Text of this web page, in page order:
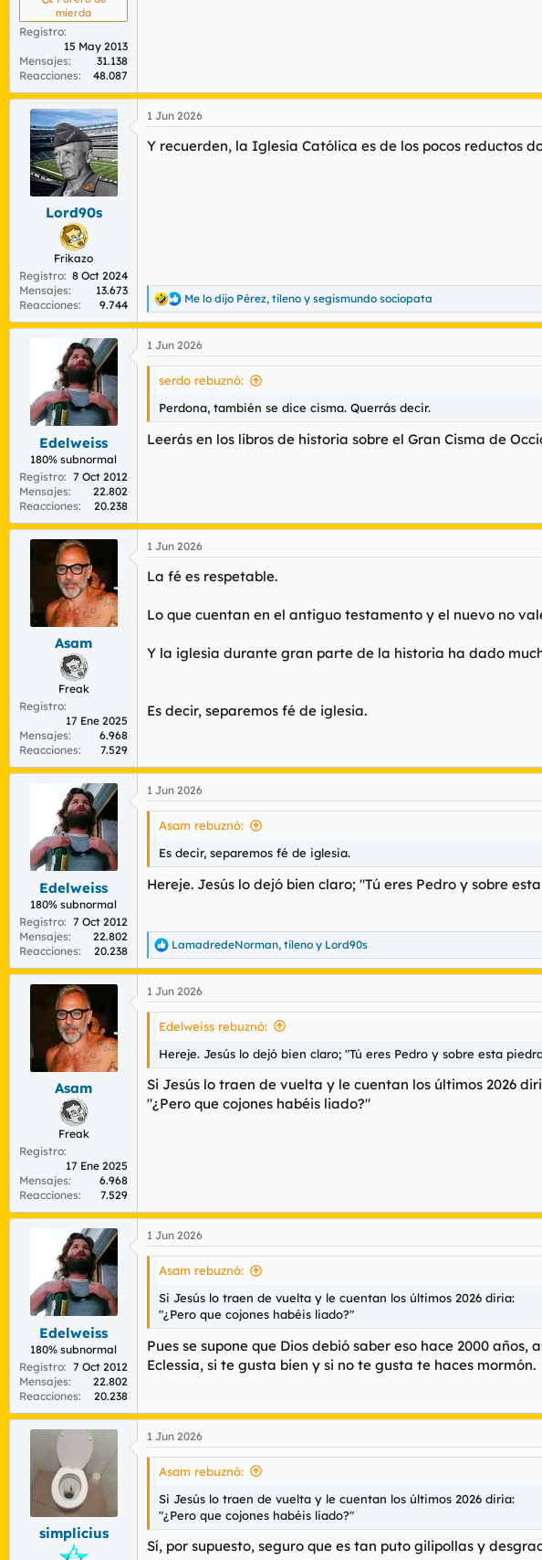
mierda
Registro
15 May 2013
Mensajes
31.138
Reacciones
48.087
Lord90s
Frikazo
Registro 8 Oct 2024
Mensajes
13.673
Reacciones
9.744
1 Jun 2026
Y recuerden, la Iglesia Católica es de los pocos reductos
R
e
a
c
c
e
s
Me lo dijo Pérez, tileno y segismundo sociopata
Edelweiss
180% subnormal
Registro
7 Oct 2012
Mensajes
22.802
Reacciones
20.238
1 Jun 2026
serdo rebuznó:
Perdona, también se dice cisma. Querrás decir.
Leerás en los libros de historia sobre el Gran Cisma de
Asam
Freak
Registro
17 Ene 2025
Mensajes
6.968
Reacciones
7.529
1 Jun 2026
La fé es respetable.
Lo que cuentan en el antiguo testamento y el nuevo no
Y la iglesia durante gran parte de la historia ha dado
Es decir, separemos fé de iglesia.
Edelweiss
180% subnormal
Registro
7 Oct 2012
Mensajes
22.802
Reacciones
20.238
1 Jun 2026
Asam rebuznó:
Es decir, separemos fé de iglesia.
Hereje. Jesús lo dejó bien claro; "Tú eres Pedro y sobre
R
e
a
c
c
e
s
LamadredeNorman, tileno y Lord90s
Asam
Freak
Registro
17 Ene 2025
Mensajes
6.968
Reacciones
7.529
1 Jun 2026
Edelweiss rebuznó:
Hereje. Jesús lo dejó bien claro; "Tú eres Pedro y sobre esta
Si Jesús lo traen de vuelta y le cuentan los últimos 2026
"¿Pero que cojones habéis liado?"
Edelweiss
180% subnormal
Registro
7 Oct 2012
Mensajes
22.802
Reacciones
20.238
1 Jun 2026
Asam rebuznó:
Si Jesús lo traen de vuelta y le cuentan los últimos 2026 diria:
"¿Pero que cojones habéis liado?"
Pues se supone que Dios debió saber eso hace 2000
Eclessia, si te gusta bien y si no te gusta te haces mormón.
simplicius
1 Jun 2026
Asam rebuznó:
Si Jesús lo traen de vuelta y le cuentan los últimos 2026 diria:
"¿Pero que cojones habéis liado?"
Sí, por supuesto, seguro que es tan puto gilipollas y